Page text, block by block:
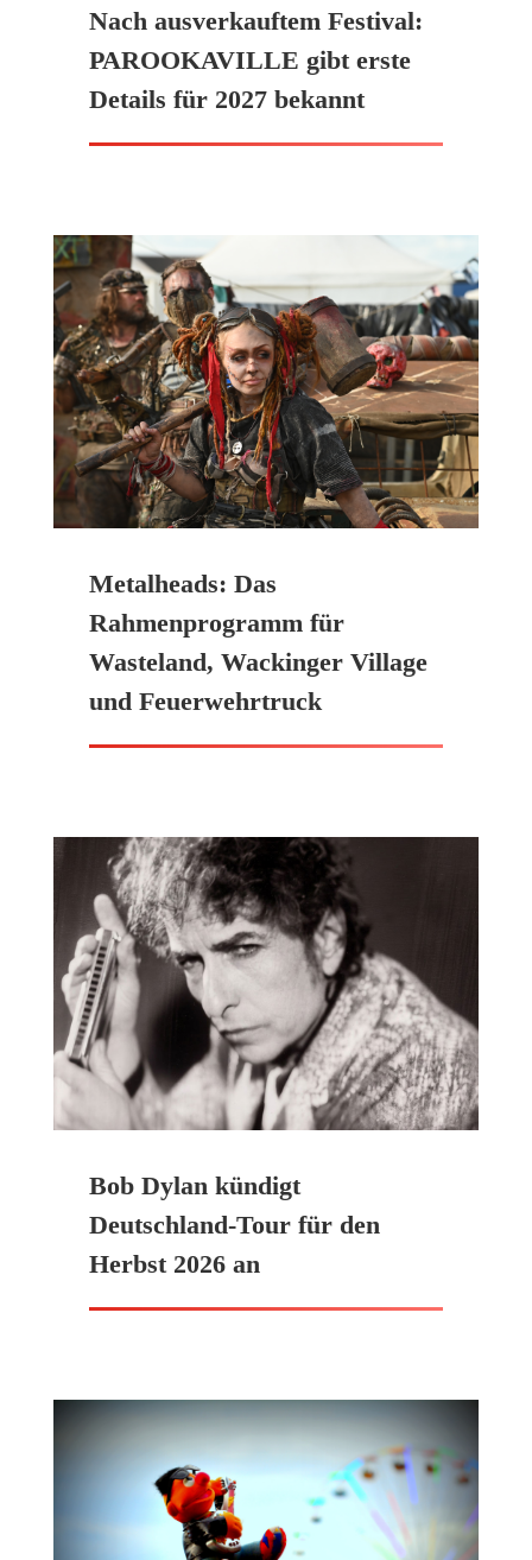
Nach ausverkauftem Festival:
PAROOKAVILLE gibt erste
Details für 2027 bekannt
Metalheads: Das
Rahmenprogramm für
Wasteland, Wackinger Village
und Feuerwehrtruck
Bob Dylan kündigt
Deutschland-Tour für den
Herbst 2026 an